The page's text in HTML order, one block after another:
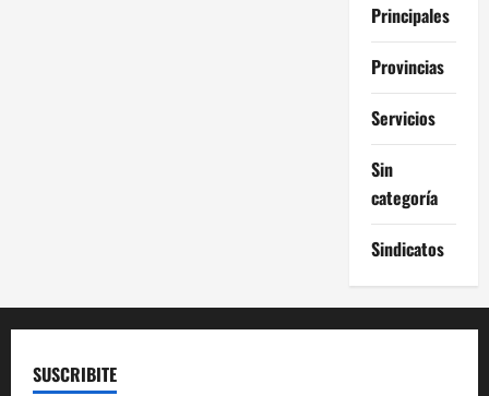
Principales
Provincias
Servicios
Sin
categoría
Sindicatos
SUSCRIBITE